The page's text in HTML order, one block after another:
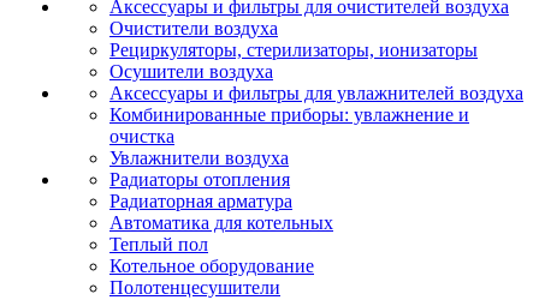
Аксессуары и фильтры для очистителей воздуха
Очистители воздуха
Рециркуляторы, стерилизаторы, ионизаторы
Осушители воздуха
Аксессуары и фильтры для увлажнителей воздуха
Комбинированные приборы: увлажнение и
очистка
Увлажнители воздуха
Радиаторы отопления
Радиаторная арматура
Автоматика для котельных
Теплый пол
Котельное оборудование
Полотенцесушители